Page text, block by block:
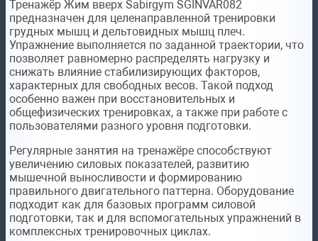
Тренажёр Жим вверх Sabirgym SGINVAR082
предназначен для целенаправленной тренировки
грудных мышц и дельтовидных мышц плеч.
Упражнение выполняется по заданной траектории, что
позволяет равномерно распределять нагрузку и
снижать влияние стабилизирующих факторов,
характерных для свободных весов. Такой подход
особенно важен при восстановительных и
общефизических тренировках, а также при работе с
пользователями разного уровня подготовки.
Регулярные занятия на тренажёре способствуют
увеличению силовых показателей, развитию
мышечной выносливости и формированию
правильного двигательного паттерна. Оборудование
подходит как для базовых программ силовой
подготовки, так и для вспомогательных упражнений в
комплексных тренировочных циклах.